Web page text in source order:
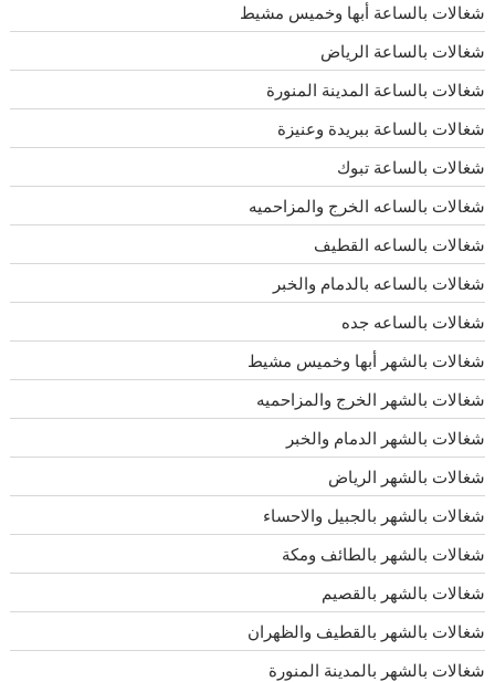
شغالات بالساعة أبها وخميس مشيط
شغالات بالساعة الرياض
شغالات بالساعة المدينة المنورة
شغالات بالساعة ببريدة وعنيزة
شغالات بالساعة تبوك
شغالات بالساعه الخرج والمزاحميه
شغالات بالساعه القطيف
شغالات بالساعه بالدمام والخبر
شغالات بالساعه جده
شغالات بالشهر أبها وخميس مشيط
شغالات بالشهر الخرج والمزاحميه
شغالات بالشهر الدمام والخبر
شغالات بالشهر الرياض
شغالات بالشهر بالجبيل والاحساء
شغالات بالشهر بالطائف ومكة
شغالات بالشهر بالقصيم
شغالات بالشهر بالقطيف والظهران
شغالات بالشهر بالمدينة المنورة